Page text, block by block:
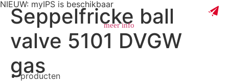
NIEUW: myIPS is beschikbaar
meer info
producten
Seppelfricke ball
valve 5101 DVGW
gas